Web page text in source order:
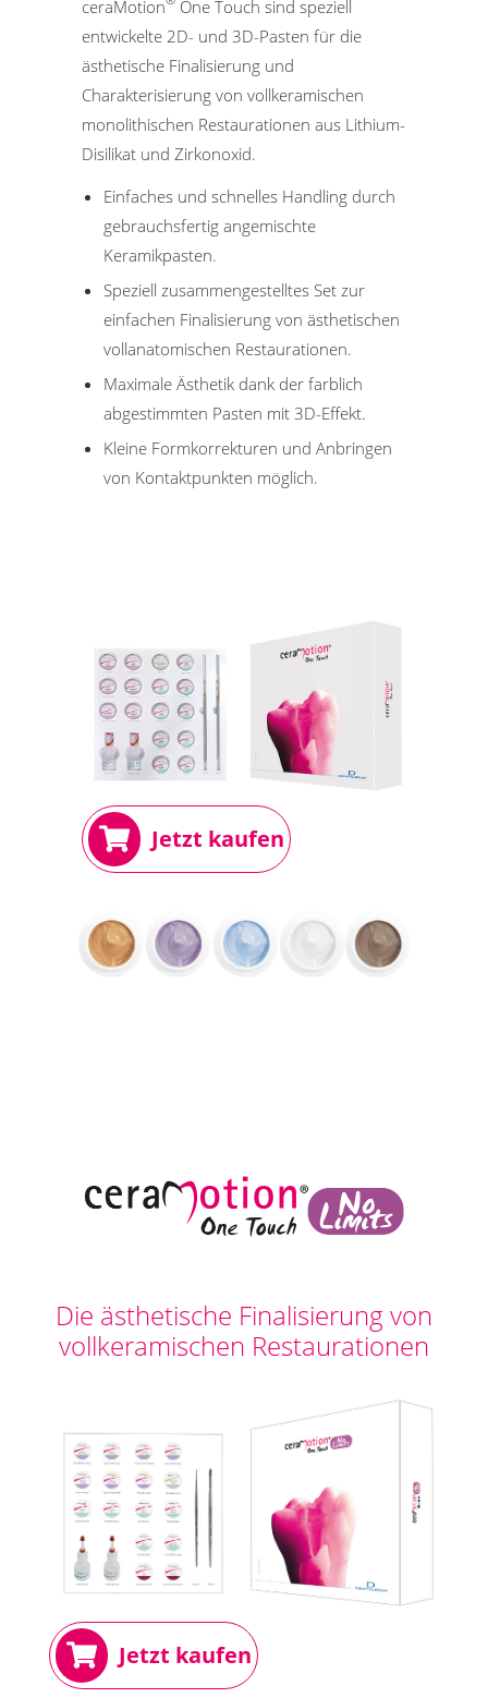
ceraMotion
One Touch sind speziell
entwickelte 2D- und 3D-Pasten für die
ästhetische Finalisierung und
Charakterisierung von vollkeramischen
monolithischen Restaurationen aus Lithium-
Disilikat und Zirkonoxid.
Einfaches und schnelles Handling durch
gebrauchsfertig angemischte
Keramikpasten.
Speziell zusammengestelltes Set zur
einfachen Finalisierung von ästhetischen
vollanatomischen Restaurationen.
Maximale Ästhetik dank der farblich
abgestimmten Pasten mit 3D-Effekt.
Kleine Formkorrekturen und Anbringen
von Kontaktpunkten möglich.
Jetzt kaufen
Die ästhetische Finalisierung von
vollkeramischen Restaurationen
Jetzt kaufen